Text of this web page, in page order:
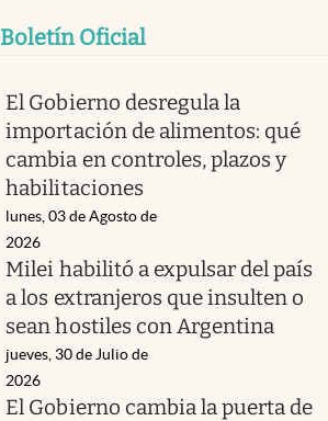
Boletín Oficial
El Gobierno desregula la
importación de alimentos: qué
cambia en controles, plazos y
habilitaciones
lunes, 03 de Agosto de
2026
Milei habilitó a expulsar del país
a los extranjeros que insulten o
sean hostiles con Argentina
jueves, 30 de Julio de
2026
El Gobierno cambia la puerta de